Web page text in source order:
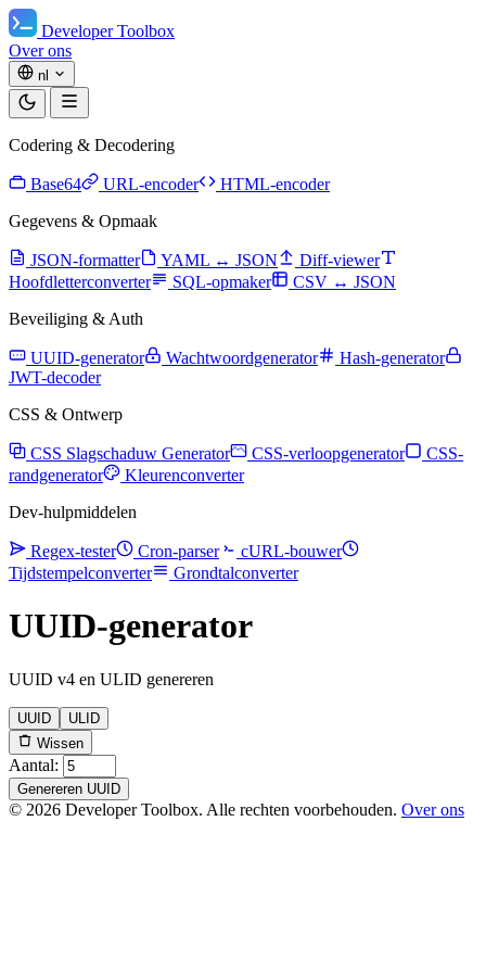
Developer Toolbox
Over ons
nl
Codering & Decodering
Base64 URL-encoder
HTML-encoder
Gegevens & Opmaak
JSON-formatter YAML ↔ JSON
Diff-viewer
Hoofdletterconverter
SQL-opmaker
CSV ↔ JSON
Beveiliging & Auth
UUID-generator Wachtwoordgenerator
Hash-generator
JWT-decoder
CSS & Ontwerp
CSS Slagschaduw Generator CSS-verloopgenerator
CSS-
randgenerator
Kleurenconverter
Dev-hulpmiddelen
Regex-tester Cron-parser
cURL-bouwer
Tijdstempelconverter
Grondtalconverter
UUID-generator
UUID v4 en ULID genereren
UUID
ULID
Wissen
Aantal:
Genereren UUID
© 2026 Developer Toolbox. Alle rechten voorbehouden. Over ons